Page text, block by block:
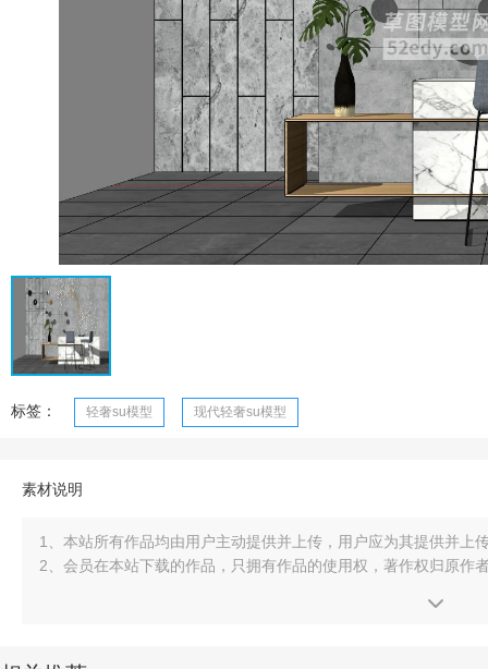
标签： 轻奢su模型 现代轻奢su模型
素材说明
1、本站所有作品均由用户主动提供并上传，用户应为其提供并上
2、会员在本站下载的作品，只拥有作品的使用权，著作权归原作